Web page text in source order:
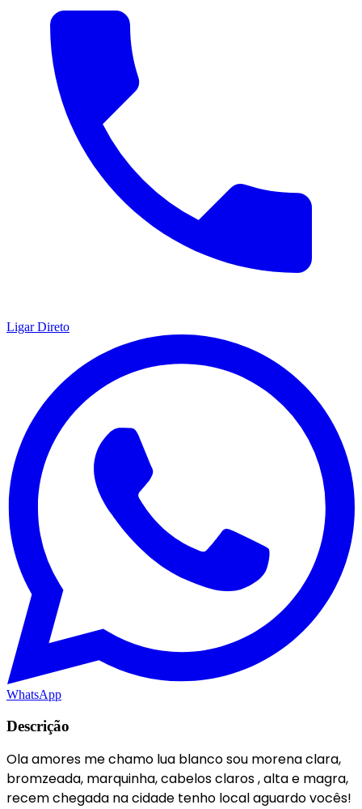
Ligar Direto
WhatsApp
Descrição
Ola amores me chamo lua blanco sou morena clara,
bromzeada, marquinha, cabelos claros , alta e magra,
recem chegada na cidade tenho local aguardo vocês!